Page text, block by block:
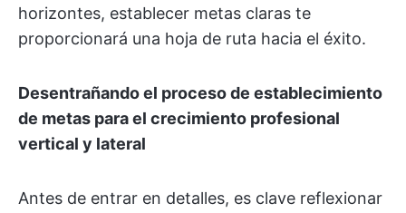
horizontes, establecer metas claras te
proporcionará una hoja de ruta hacia el éxito.
Desentrañando el proceso de establecimiento
de metas para el crecimiento profesional
vertical y lateral
Antes de entrar en detalles, es clave reflexionar